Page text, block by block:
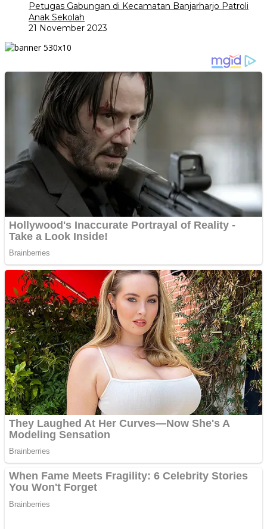
Petugas Gabungan di Kecamatan Banjarharjo Patroli
Anak Sekolah
21 November 2023